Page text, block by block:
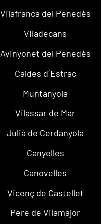
Vilafranca del Penedès
Viladecans
Avinyonet del Penedès
Caldes d´Estrac
Muntanyola
Vilassar de Mar
Julià de Cerdanyola
Canyelles
Canovelles
Vicenç de Castellet
Pere de Vilamajor